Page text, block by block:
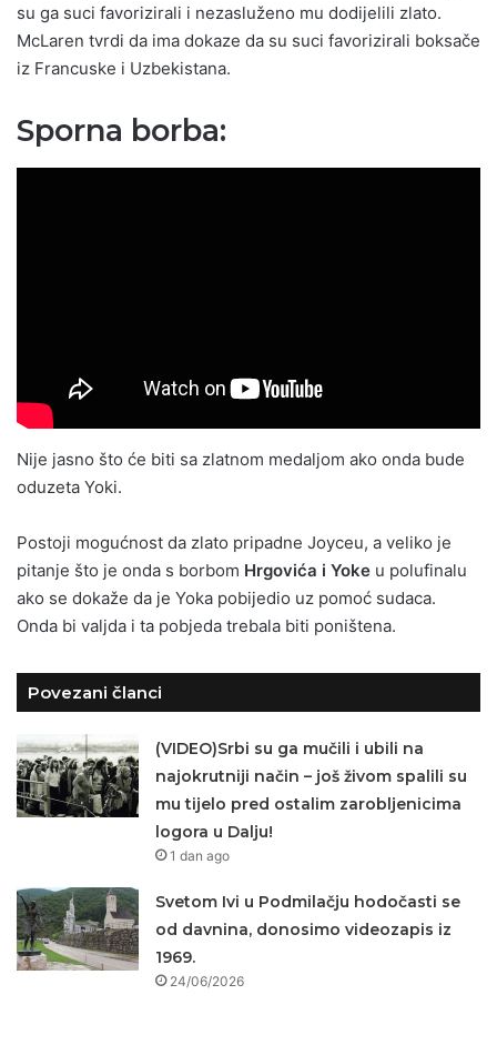
su ga suci favorizirali i nezasluženo mu dodijelili zlato.
McLaren tvrdi da ima dokaze da su suci favorizirali boksače
iz Francuske i Uzbekistana.
Sporna borba:
Nije jasno što će biti sa zlatnom medaljom ako onda bude
oduzeta Yoki.
Postoji mogućnost da zlato pripadne Joyceu, a veliko je
pitanje što je onda s borbom Hrgovića i Yoke u polufinalu
ako se dokaže da je Yoka pobijedio uz pomoć sudaca.
Onda bi valjda i ta pobjeda trebala biti poništena.
Povezani članci
(VIDEO)Srbi su ga mučili i ubili na
najokrutniji način – još živom spalili su
mu tijelo pred ostalim zarobljenicima
logora u Dalju!
1 dan ago
Svetom Ivi u Podmilačju hodočasti se
od davnina, donosimo videozapis iz
1969.
24/06/2026